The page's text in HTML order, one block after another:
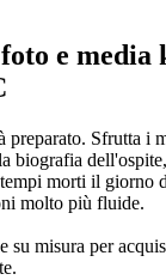
e
preparato. Sfrutta i
biografia
morti il giorno
molto più fluide.
su misura per